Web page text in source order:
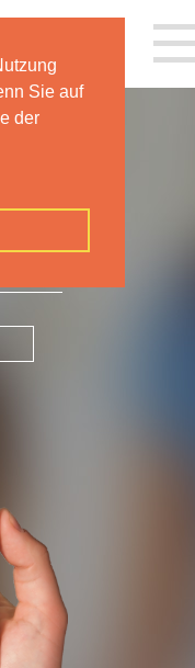
Sie auf
der